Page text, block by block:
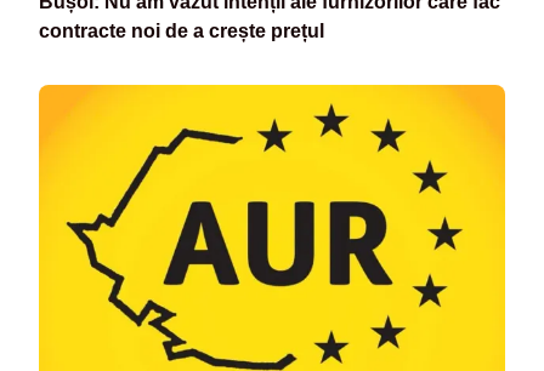
contracte noi de a crește prețul